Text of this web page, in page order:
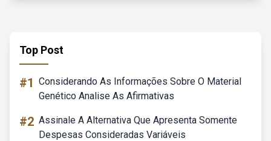
Top Post
#1 Considerando As Informações Sobre O Material
Genético Analise As Afirmativas
#2 Assinale A Alternativa Que Apresenta Somente
Despesas Consideradas Variáveis